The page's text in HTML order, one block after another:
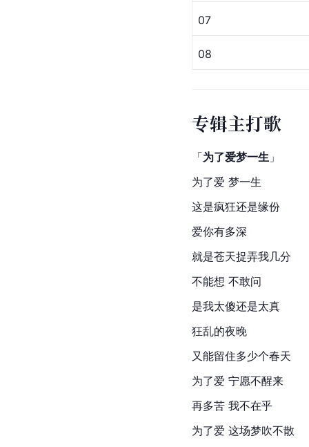
07
08
专辑主打歌
「为了爱梦一生 」
为了爱 梦一生
这是疯狂还是缘份
爱你有多深
就是苍天捉弄我几分
不能想 不敢问
是我太傻还是太真
狂乱的夜晚
又能留住多少个春天
为了爱 宁愿不醒来
再多苦 我不在乎
为了爱 这场梦吹不散